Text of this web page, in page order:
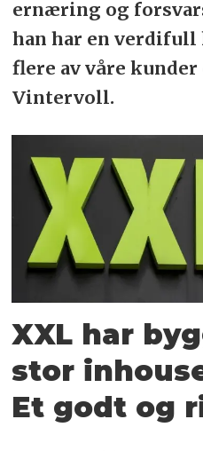
ernæring og
han har en verdifull
flere av våre
Vintervoll.
XXL har
stor
Et godt og